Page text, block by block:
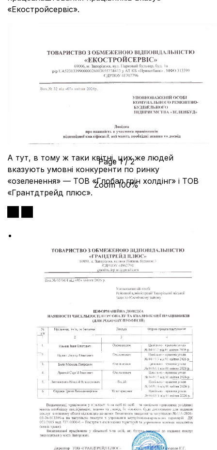
«Екостройсервіс».
Page1/2
Zoom100%
А тут, в тому ж таки квітні, цих же людей
вказують умовні конкуренти по ринку
«озеленення» — ТОВ «Глобал грін холдінг» і ТОВ
«Грантдтрейд плюс».